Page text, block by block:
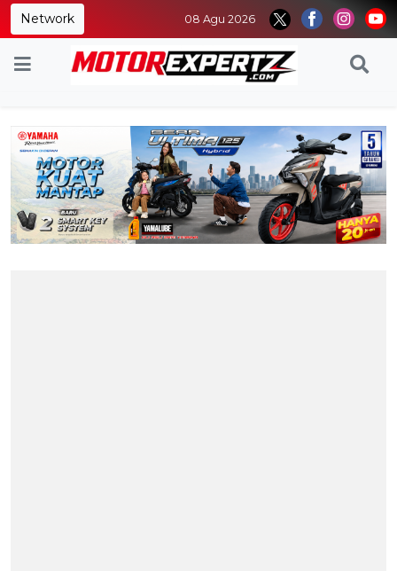
Network 08 Agu 2026